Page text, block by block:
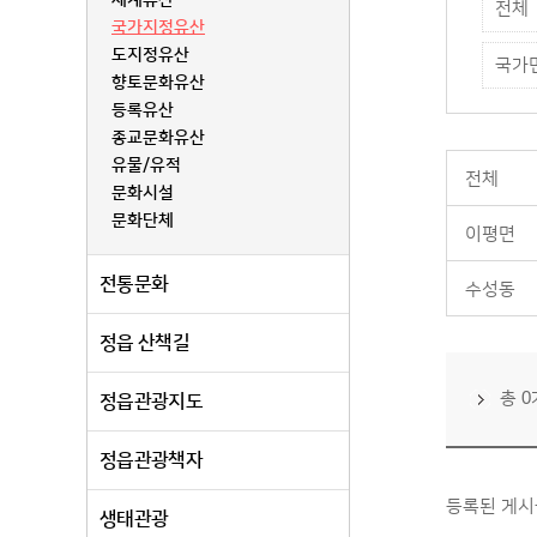
국가지정유산
도지정유산
향토문화유산
등록유산
종교문화유산
유물/유적
문화시설
문화단체
전통문화
정읍 산책길
정읍관광지도
정읍관광책자
생태관광
전체
국가
전체
이평면
수성동
총 0
등록된 게